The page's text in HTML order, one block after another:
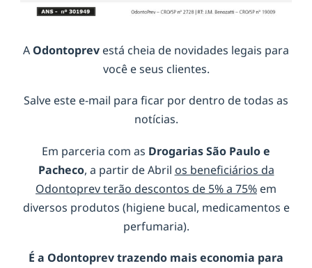
A Odontoprev está cheia de novidades legais para
você e seus clientes.
Salve este e-mail para ficar por dentro de todas as
notícias.
Em parceria com as Drogarias São Paulo e
Pacheco, a partir de Abril os beneficiários da
Odontoprev terão descontos de 5% a 75% em
diversos produtos (higiene bucal, medicamentos e
perfumaria).
É a Odontoprevtrazendo mais economia para